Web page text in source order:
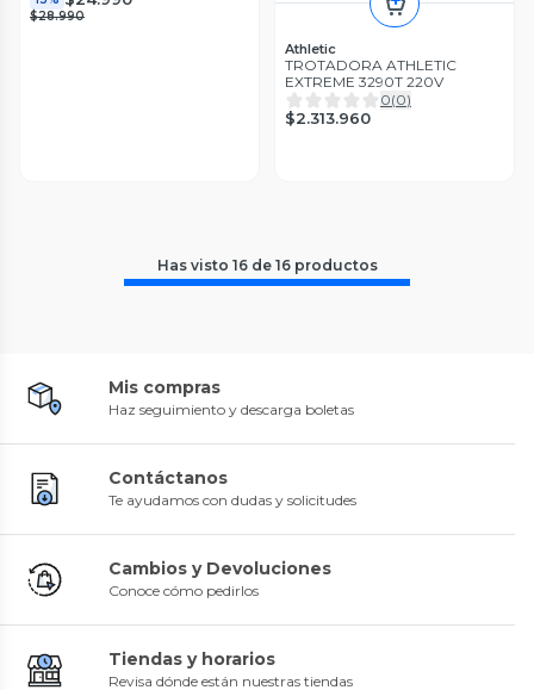
$28.990
Athletic
TROTADORA ATHLETIC
EXTREME 3290T 220V
0(0)
$2.313.960
Has visto 16de 16 productos
Mis compras
Haz seguimiento y descarga boletas
Contáctanos
Te ayudamos con dudas y solicitudes
Cambios y Devoluciones
Conoce cómo pedirlos
Tiendas y horarios
Revisa dónde están nuestras tiendas